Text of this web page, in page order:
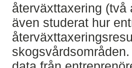
återväxttaxering (två
även studerat hur